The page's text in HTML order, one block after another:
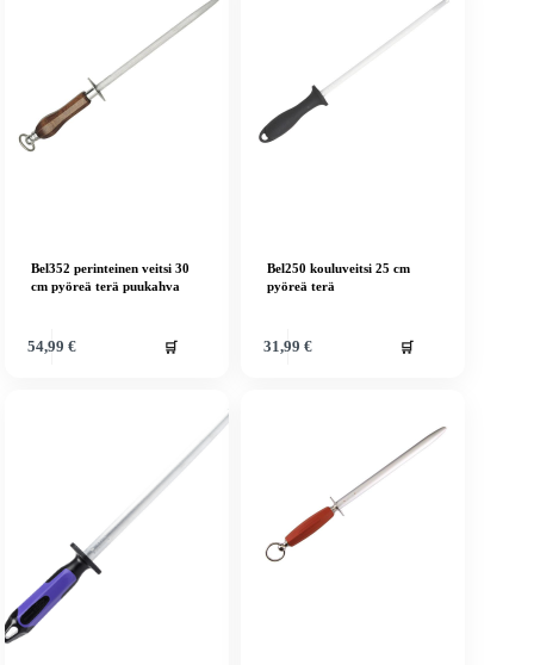
Bel352 perinteinen veitsi 30
cm pyöreä terä puukahva
54,99 € 🛒
Bel250 kouluveitsi 25 cm
pyöreä terä
31,99 € 🛒